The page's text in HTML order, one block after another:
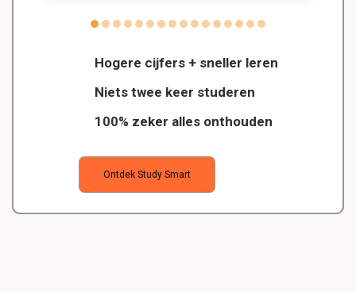
Hogere cijfers + sneller leren
Niets twee keer studeren
100% zeker alles onthouden
Ontdek Study Smart